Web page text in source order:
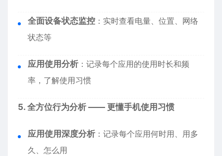
全面设备状态监控 ：实时查看电量、位置、网络
状态等
应用使用分析 ：记录每个应用的使用时长和频
率，了解使用习惯
5. 全方位行为分析 —— 更懂手机使用习惯
应用使用深度分析 ：记录每个应用何时用、用多
久、怎么用